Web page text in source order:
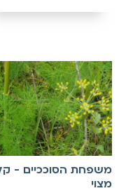
משפחת הסוככיים - קלח
מצוי